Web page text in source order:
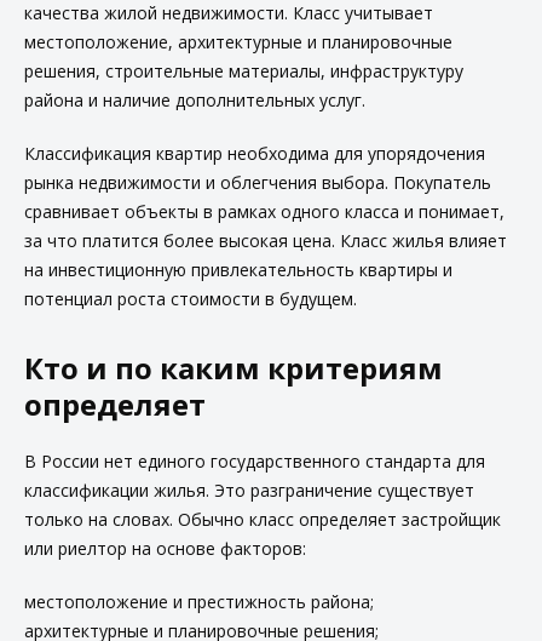
качества жилой недвижимости. Класс учитывает
местоположение, архитектурные и планировочные
решения, строительные материалы, инфраструктуру
района и наличие дополнительных услуг.
Классификация квартир необходима для упорядочения
рынка недвижимости и облегчения выбора. Покупатель
сравнивает объекты в рамках одного класса и понимает,
за что платится более высокая цена. Класс жилья влияет
на инвестиционную привлекательность квартиры и
потенциал роста стоимости в будущем.
Кто и по каким критериям
определяет
В России нет единого государственного стандарта для
классификации жилья. Это разграничение существует
только на словах. Обычно класс определяет застройщик
или риелтор на основе факторов:
местоположение и престижность района;
архитектурные и планировочные решения;